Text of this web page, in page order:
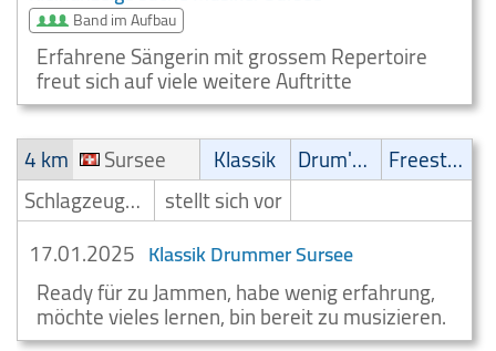
Band im Aufbau
Erfahrene Sängerin mit grossem Repertoire
freut sich auf viele weitere Auftritte
4 km
Sursee Klassik Drum'n' Bass
Freestyle
Schlagzeuger/Drummer
stellt sich vor
17.01.2025 Klassik Drummer Sursee
Ready für zu Jammen, habe wenig erfahrung,
möchte vieles lernen, bin bereit zu musizieren.